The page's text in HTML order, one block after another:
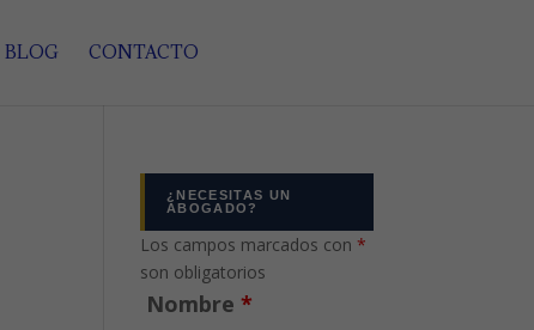
BLOG CONTACTO
¿NECESITAS UN
ABOGADO?
Los campos marcados con*
son obligatorios
Nombre*